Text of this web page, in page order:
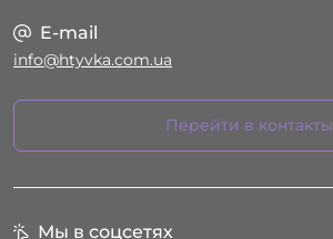
E-mail
info@htyvka.com.ua
Перейти в контакты
Мы в соцсетях